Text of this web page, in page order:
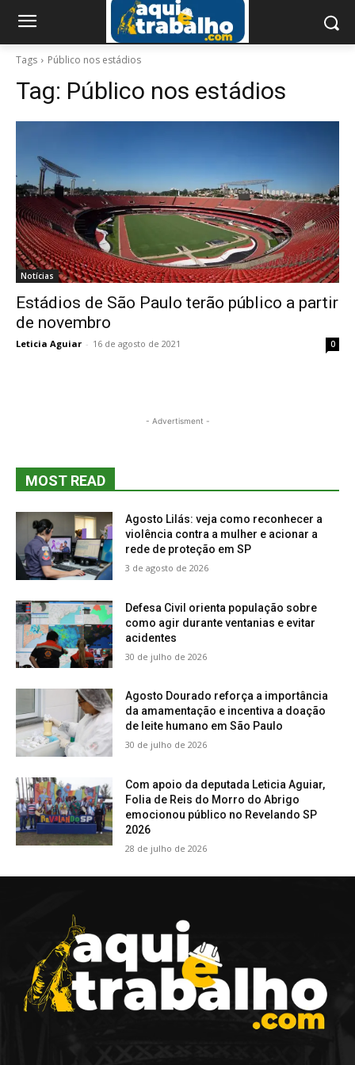
Tags Público nos estádios
Tag: Público nos estádios
Notícias
Estádios de São Paulo terão público a partir
de novembro
Leticia Aguiar - 16 de agosto de 2021 0
- Advertisment -
MOST READ
Agosto Lilás: veja como reconhecer a
violência contra a mulher e acionar a
rede de proteção em SP
3 de agosto de 2026
Defesa Civil orienta população sobre
como agir durante ventanias e evitar
acidentes
30 de julho de 2026
Agosto Dourado reforça a importância
da amamentação e incentiva a doação
de leite humano em São Paulo
30 de julho de 2026
Com apoio da deputada Leticia Aguiar,
Folia de Reis do Morro do Abrigo
emocionou público no Revelando SP
2026
28 de julho de 2026